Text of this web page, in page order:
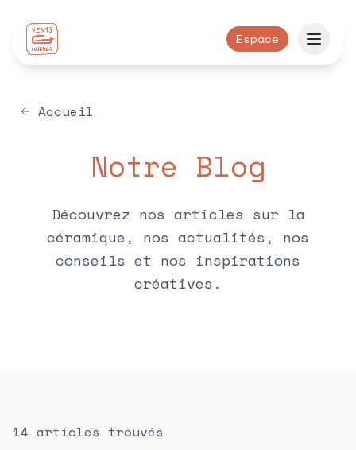
Espace
Accueil
Notre Blog
Découvrez nos articles sur la
céramique, nos actualités, nos
conseils et nos inspirations
créatives.
14 articles trouvés